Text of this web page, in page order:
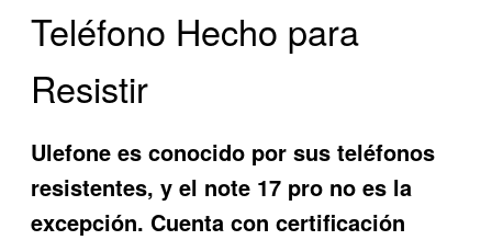
Teléfono Hecho para
Resistir
Ulefone es conocido por sus teléfonos
resistentes, y el note 17 pro no es la
excepción. Cuenta con certificación